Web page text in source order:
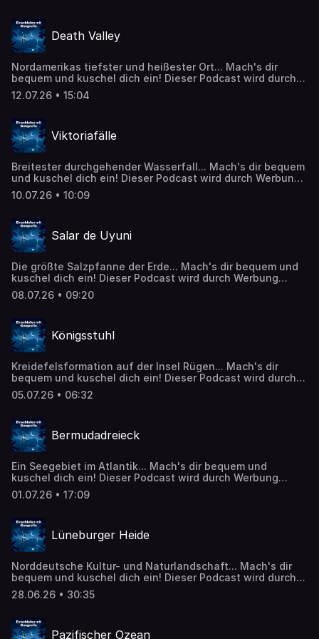
https://de.wikipedia.org/wiki/Lofoten Inhalte wurden
mithilfe künstlicher Intelligenz erstellt oder bearbeitet. CC
BY-SA 4.0 (https://creativecommons.org/licenses/by-
Death Valley
Nordamerikas tiefster und heißester Ort... Mach's dir
bequem und kuschel dich ein! Dieser Podcast wird durch
Werbung finanziert. Weitere Podcasts, Infos und
Angebote unserer Werbepartner:
basiert auf Inhalten von Wikipedia:
https://de.wikipedia.org/wiki/Death-Valley-Nationalpark
Inhalte wurden mithilfe künstlicher Intelligenz erstellt
(https://creativecommons.org/licenses/by-sa/4.0/)
12.07.26 • 15:04
Viktoriafälle
Breitester durchgehender Wasserfall... Mach's dir bequem
und kuschel dich ein! Dieser Podcast wird durch Werbung
finanziert. Weitere Podcasts, Infos und Angebote unserer
Werbepartner: https://linktr.ee/EinschlafenMitPodcast Die
https://de.wikipedia.org/wiki/Victoriaf%C3%A4lle Inhalte
wurden mithilfe künstlicher Intelligenz erstellt oder
bearbeitet. CC BY-SA 4.0
10.07.26 • 10:09
Salar de Uyuni
Die größte Salzpfanne der Erde... Mach's dir bequem und
kuschel dich ein! Dieser Podcast wird durch Werbung
finanziert. Weitere Podcasts, Infos und Angebote unserer
Werbepartner: https://linktr.ee/EinschlafenMitPodcast Die
https://de.wikipedia.org/wiki/Salar_de_Uyuni Inhalte
wurden mithilfe künstlicher Intelligenz erstellt oder
bearbeitet. CC BY-SA 4.0
08.07.26 • 09:20
Königsstuhl
Kreidefelsformation auf der Insel Rügen... Mach's dir
bequem und kuschel dich ein! Dieser Podcast wird durch
Werbung finanziert. Weitere Podcasts, Infos und
Angebote unserer Werbepartner:
basiert auf Inhalten von Wikipedia:
https://de.wikipedia.org/wiki/
Inhalte wurden mithilfe künstlicher Intelligenz erstellt
(https://creativecommons.org/licenses/by-sa/4.0/)
05.07.26 • 06:32
Bermudadreieck
Ein Seegebiet im Atlantik... Mach's dir bequem und
kuschel dich ein! Dieser Podcast wird durch Werbung
finanziert. Weitere Podcasts, Infos und Angebote unserer
Werbepartner: https://linktr.ee/EinschlafenMitPodcast Die
https://de.wikipedia.org/wiki/Bermudadreieck Inhalte
wurden mithilfe künstlicher Intelligenz erstellt oder
bearbeitet. CC BY-SA 4.0
01.07.26 • 17:09
Lüneburger Heide
Norddeutsche Kultur- und Naturlandschaft... Mach's dir
bequem und kuschel dich ein! Dieser Podcast wird durch
Werbung finanziert. Weitere Podcasts, Infos und
Angebote unserer Werbepartner:
basiert auf Inhalten von Wikipedia:
https://de.wikipedia.org/wiki/Lüneburger_Heide Inhalte
28.06.26 • 30:35
Pazifischer Ozean